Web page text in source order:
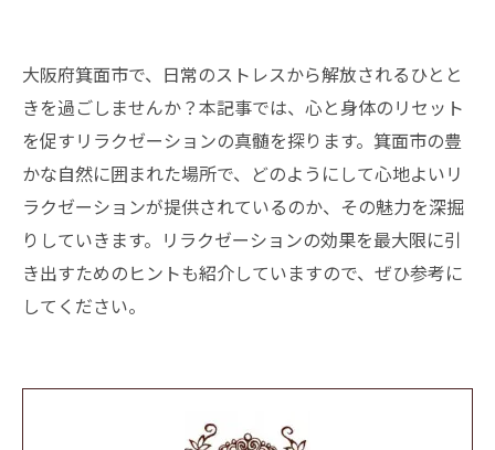
大阪府箕面市で、日常のストレスから解放されるひとと
きを過ごしませんか？本記事では、心と身体のリセット
を促すリラクゼーションの真髄を探ります。箕面市の豊
かな自然に囲まれた場所で、どのようにして心地よいリ
ラクゼーションが提供されているのか、その魅力を深掘
りしていきます。リラクゼーションの効果を最大限に引
き出すためのヒントも紹介していますので、ぜひ参考に
してください。